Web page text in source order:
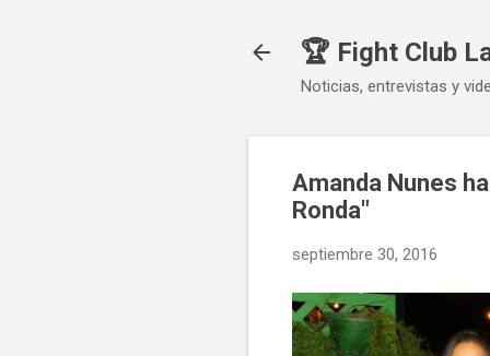
🏆 Fight Club
Noticias, entrevistas y
Amanda Nunes
Ronda"
septiembre 30, 2016